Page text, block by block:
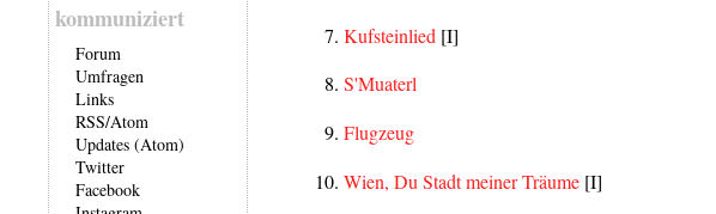
kommuniziert
Forum
Umfragen
Links
RSS/Atom
Updates (Atom)
Twitter
Facebook
Kufsteinlied [I]
S'Muaterl
Flugzeug
Wien, Du Stadt meiner Träume [I]